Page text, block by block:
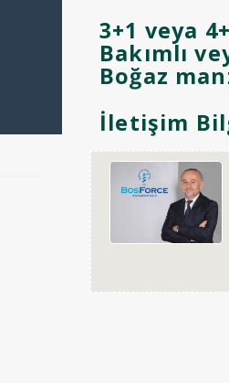
3+1 veya
Bakımlı
Boğaz
İletişim